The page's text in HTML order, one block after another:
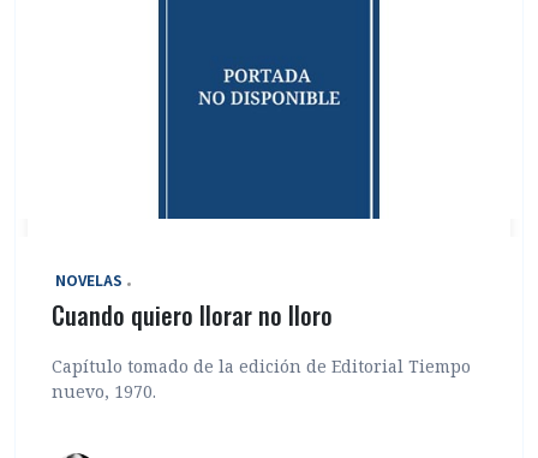
‎ NOVELAS
Cuando quiero llorar no lloro
Capítulo tomado de la edición de Editorial Tiempo
nuevo, 1970.